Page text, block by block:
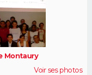
Montaury
Voir ses photos